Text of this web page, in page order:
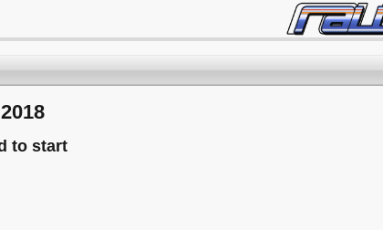
to start